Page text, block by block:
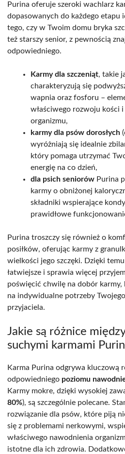
Purina oferuje szeroki wachlarz
dopasowanych do każdego etapu
tego, czy w Twoim domu bryka
też starszy senior, z pewnością
odpowiedniego.
Karmy dla szczeniąt, takie
charakteryzują się
wapnia oraz fosforu –
właściwego rozwoju kości i
organizmu,
karmy dla psów dorosłych
wyróżniają się idealnie
który pomaga utrzymać
energię na co dzień,
dla psich seniorów Purina
karmy o obniżonej
składniki wspierające
prawidłowe
Purina troszczy się również o
posiłków, oferując karmy z
wielkości jego szczęki. Dzięki
łatwiejsze i sprawia więcej
poświęcić chwilę na dobór
na indywidualne potrzeby
przyjaciela.
Jakie są różnice
suchymi karmami
Karma Purina odgrywa kluczową
odpowiedniego poziomu
Karmy mokre, dzięki wysokiej
80%), są szczególnie polecane.
rozwiązanie dla psów, które piją
się z problemami nerkowymi,
właściwego nawodnienia
istotne dla ich zdrowia.